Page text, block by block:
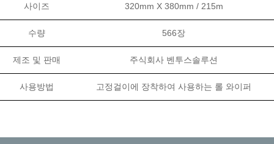
사이즈 320mm X 380mm / 215m
수량 566장
제조 및 판매 주식회사 벤투스솔루션
사용방법 고정걸이에 장착하여 사용하는 롤 와이퍼